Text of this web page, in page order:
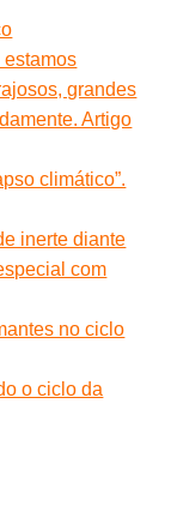
grandes
Artigo
climático”.
inerte diante
com
no ciclo
o ciclo da